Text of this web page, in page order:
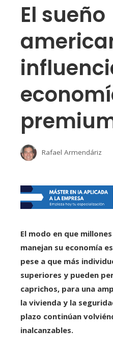
El sueño
Rafael Armendáriz
El modo en que
manejan su economía
pese a que más
superiores y pueden
caprichos, para una
la vivienda y la
plazo continúan
inalcanzables.